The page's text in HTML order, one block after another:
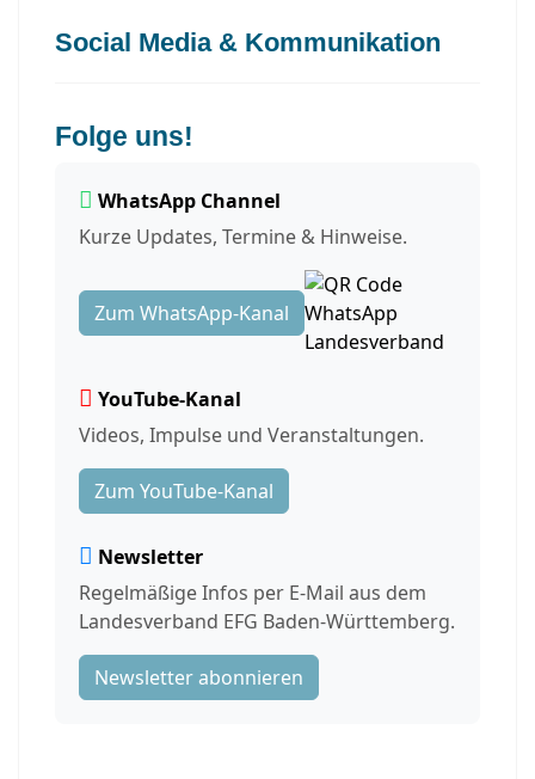
Social Media & Kommunikation
Folge uns!
WhatsApp Channel
Kurze Updates, Termine & Hinweise.
Zum WhatsApp-Kanal
YouTube-Kanal
Videos, Impulse und Veranstaltungen.
Zum YouTube-Kanal
Newsletter
Regelmäßige Infos per E-Mail aus dem
Landesverband EFG Baden-Württemberg.
Newsletter abonnieren